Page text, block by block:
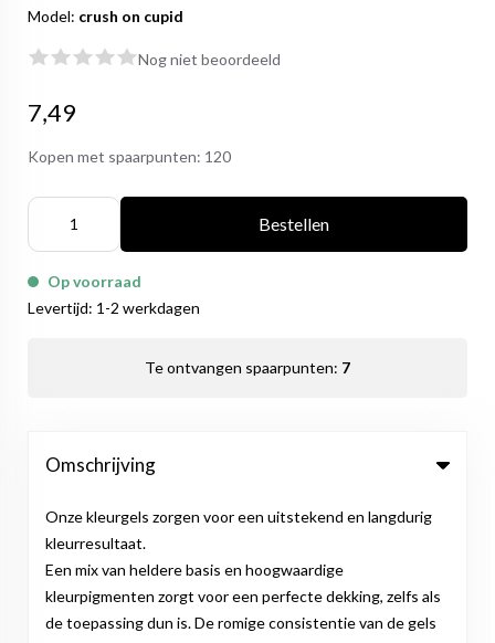
Model: crush on cupid
Nog niet beoordeeld
7,49
Kopen met spaarpunten: 120
Bestellen
Op voorraad
Levertijd: 1-2 werkdagen
Te ontvangen spaarpunten: 7
Omschrijving
Onze kleurgels zorgen voor een uitstekend en langdurig
kleurresultaat.
Een mix van heldere basis en hoogwaardige
kleurpigmenten zorgt voor een perfecte dekking, zelfs als
de toepassing dun is. De romige consistentie van de gels